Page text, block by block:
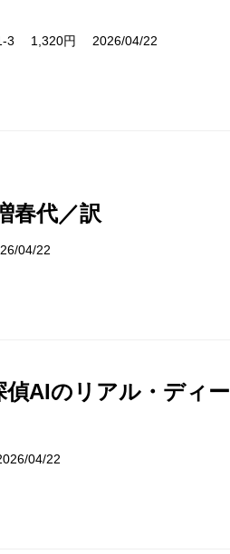
3 1,320円 2026/04/22
春代／訳
04/22
AIのリアル・ディ
04/22